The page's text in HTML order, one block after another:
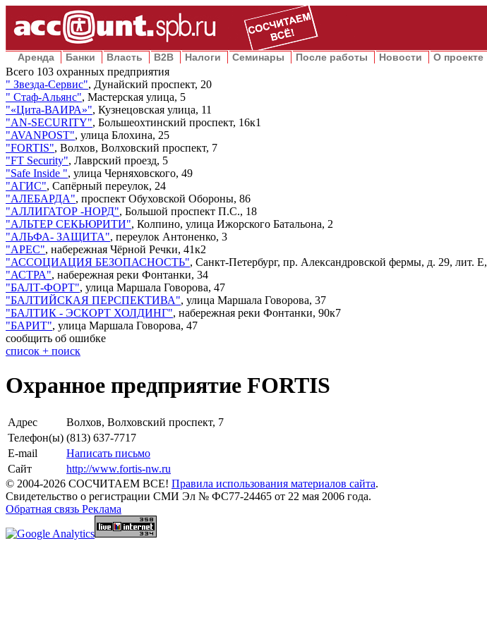
Аренда Банки Власть B2B Налоги Семинары После работы Новости О проекте
Всего 103 охранных предприятия
" Звезда-Сервис", Дунайский проспект, 20
" Стаф-Альянс", Мастерская улица, 5
"«Цита-ВАИРА»", Кузнецовская улица, 11
"AN-SECURITY", Большеохтинский проспект, 16к1
"AVANPOST", улица Блохина, 25
"FORTIS", Волхов, Волховский проспект, 7
"FT Security", Лаврский проезд, 5
"Safe Inside ", улица Черняховского, 49
"АГИС", Сапёрный переулок, 24
"АЛЕБАРДА", проспект Обуховской Обороны, 86
"АЛЛИГАТОР -НОРД", Большой проспект П.С., 18
"АЛЬТЕР СЕКЬЮРИТИ", Колпино, улица Ижорского Батальона, 2
"АЛЬФА- ЗАЩИТА", переулок Антоненко, 3
"АРЕС", набережная Чёрной Речки, 41к2
"АССОЦИАЦИЯ БЕЗОПАСНОСТЬ", Санкт-Петербург, пр. Александровской фермы, д. 29, лит. Е,
"АСТРА", набережная реки Фонтанки, 34
"БАЛТ-ФОРТ", улица Маршала Говорова, 47
"БАЛТИЙСКАЯ ПЕРСПЕКТИВА", улица Маршала Говорова, 37
"БАЛТИК - ЭСКОРТ ХОЛДИНГ", набережная реки Фонтанки, 90к7
"БАРИТ", улица Маршала Говорова, 47
сообщить об ошибке
cписок + поиск
Охранное предприятие FORTIS
Адрес
Волхов, Волховский проспект, 7
Телефон(ы) (813) 637-7717
E-mail
Написать письмо
Сайт
http://www.fortis-nw.ru
© 2004-2026 СОСЧИТАЕМ ВСЕ! Правила использования материалов сайта.
Свидетельство о регистрации СМИ Эл № ФС77-24465 от 22 мая 2006 года.
Обратная связь Реклама